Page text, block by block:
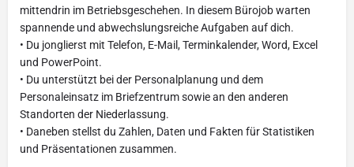
mittendrin im Betriebsgeschehen. In diesem Bürojob warten
spannende und abwechslungsreiche Aufgaben auf dich.
• Du jonglierst mit Telefon, E-Mail, Terminkalender, Word, Excel
und PowerPoint.
• Du unterstützt bei der Personalplanung und dem
Personaleinsatz im Briefzentrum sowie an den anderen
Standorten der Niederlassung.
• Daneben stellst du Zahlen, Daten und Fakten für Statistiken
und Präsentationen zusammen.